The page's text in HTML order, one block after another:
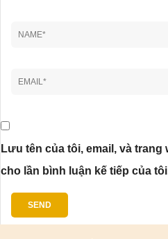
Lưu tên của tôi, email, và
cho lần bình luận kế tiếp của